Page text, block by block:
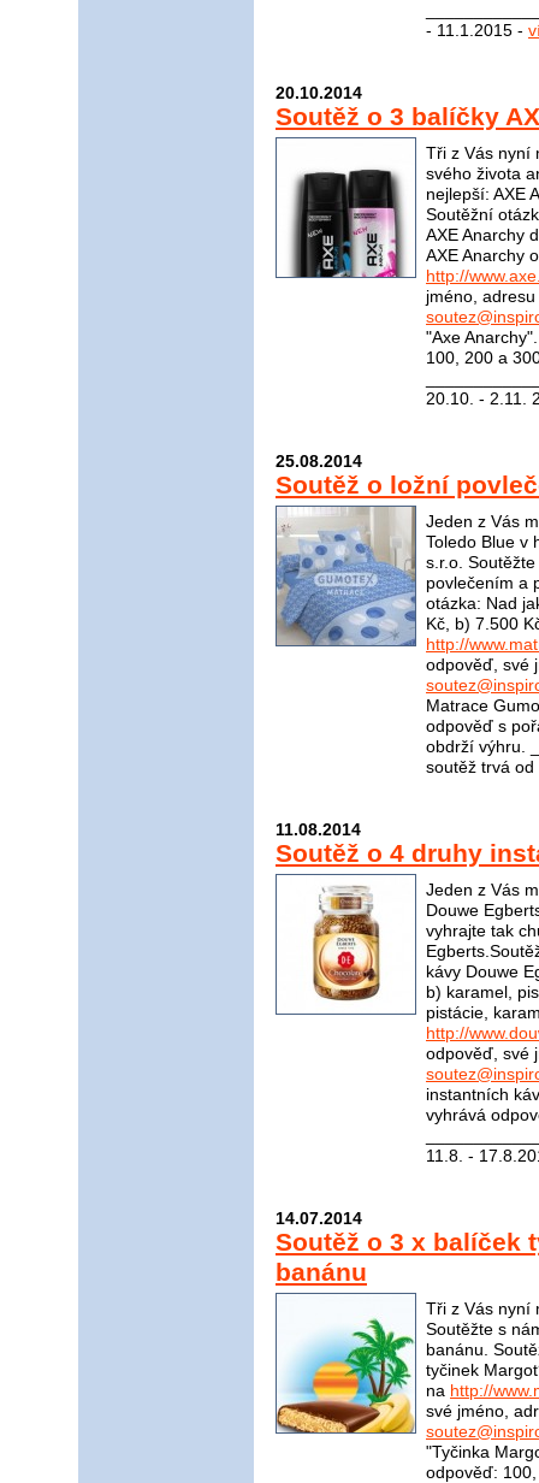
- 11.1.2015 -
20.10.2014
Soutěž o 3 balíčky
Tři z Vás nyní
svého života
nejlepší: AXE
Soutěžní
AXE Anarchy
AXE Anarchy
http://
jméno,
"Axe
100, 200 a
20.10. - 2.11.
25.08.2014
Soutěž o ložní
Jeden z Vás
Toledo Blue v
s.r.o.
povlečením a
otázka: Nad
Kč, b) 7.500
http://
odpověď, své
Matrace
odpověď s
obdrží výhru.
soutěž trvá
11.08.2014
Soutěž o 4 druhy
Jeden z Vás
Douwe
vyhrajte tak
kávy Douwe
b) karamel,
pistácie,
http://
odpověď, své
instantních
vyhrává
11.8. -
14.07.2014
Soutěž o 3 x balíček
banánu
Tři z Vás nyní
Soutěžte s
banánu.
tyčinek
na http://
své jméno,
"Tyčinka
odpověď: